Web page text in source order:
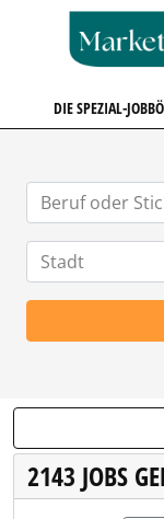
DIE SPEZIAL-
2143 JOBS